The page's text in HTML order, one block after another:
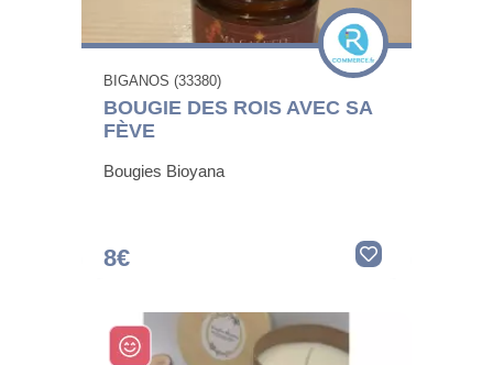
BIGANOS (33380)
BOUGIE DES ROIS AVEC SA
FÈVE
Bougies Bioyana
8€